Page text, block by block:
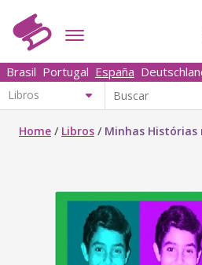
Brasil Portugal España
Home / Libros / Minhas Histórias